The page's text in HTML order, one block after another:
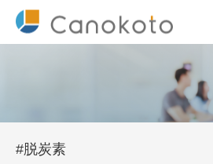
#脱炭素会社概要